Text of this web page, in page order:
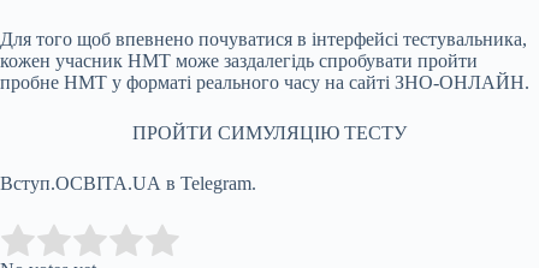
Для того щоб впевнено почуватися в інтерфейсі тестувальника,
кожен учасник НМТ може заздалегідь спробувати пройти
пробне НМТ у форматі реального часу на сайті ЗНО-ОНЛАЙН.
ПРОЙТИ СИМУЛЯЦІЮ ТЕСТУ
Вступ.ОСВІТА.UA в Telegram.
Rate this item: